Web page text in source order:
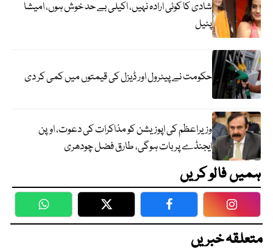
شادی کا کوئی ارادہ نہیں، اکیلی بے حد خوش ہوں، امیشا
پٹیل
حکومت نے پیٹرول اور ڈیزل کی قیمتوں میں کمی کر دی
وزیراعظم کی اپوزیشن کو مذاکرات کی دعوت، اوپن
ایجنڈے پر بات ہوگی، طارق فضل چودھری
ہمیں فالو کریں
WhatsApp Twitter Facebook
متعلقہ خبریں